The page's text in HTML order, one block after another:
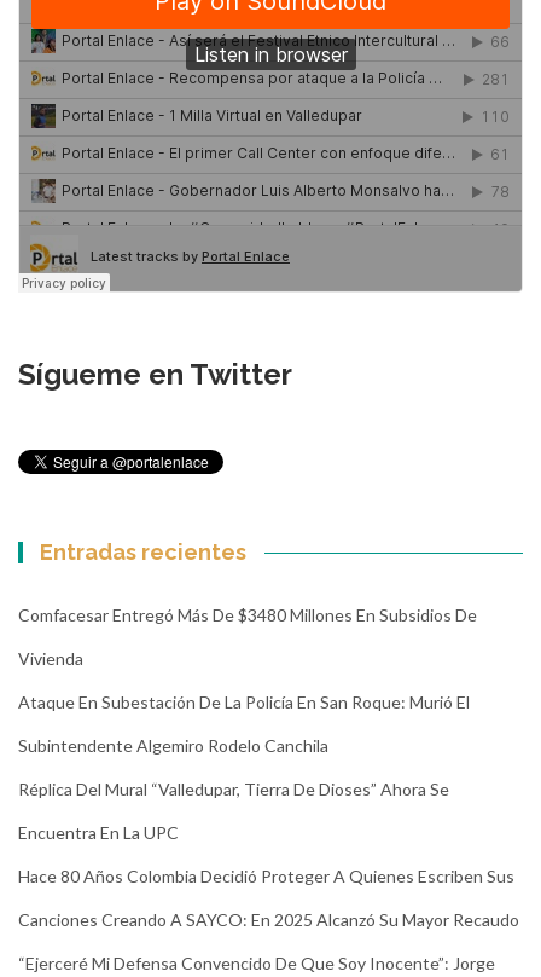
Sígueme en Twitter
Entradas recientes
Comfacesar Entregó Más De $3480 Millones En Subsidios De
Vivienda
Ataque En Subestación De La Policía En San Roque: Murió El
Subintendente Algemiro Rodelo Canchila
Réplica Del Mural “Valledupar, Tierra De Dioses” Ahora Se
Encuentra En La UPC
Hace 80 Años Colombia Decidió Proteger A Quienes Escriben Sus
Canciones Creando A SAYCO: En 2025 Alcanzó Su Mayor Recaudo
“Ejerceré Mi Defensa Convencido De Que Soy Inocente”: Jorge